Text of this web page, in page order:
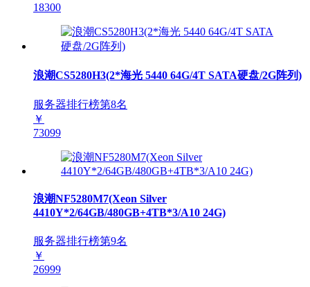
18300
浪潮CS5280H3(2*海光 5440 64G/4T SATA硬盘/2G阵列)
服务器排行榜第8名
￥
73099
浪潮NF5280M7(Xeon Silver
4410Y*2/64GB/480GB+4TB*3/A10 24G)
服务器排行榜第9名
￥
26999